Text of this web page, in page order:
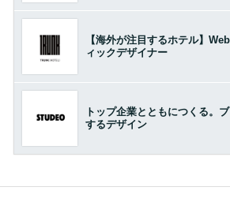
【海外が注目するホテル】
ィックデザイナー
トップ企業とともにつくる。
するデザイン